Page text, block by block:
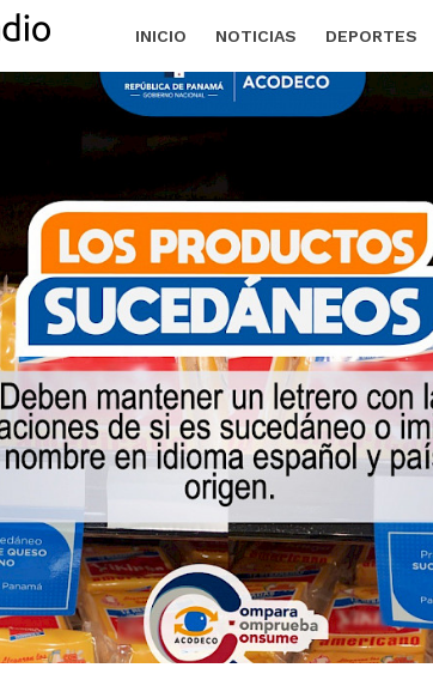
INICIO NOTICIAS DEPORTES